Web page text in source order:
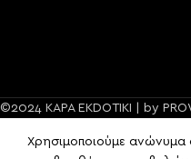
©2024 KAPA EKDOTIKI | by
Χρησιμοποιούμε ανώνυμα